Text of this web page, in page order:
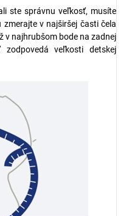
ste správnu veľkosť, musíte
v najširšej časti čela
v najhrubšom bode na zadnej
veľkosti detskej